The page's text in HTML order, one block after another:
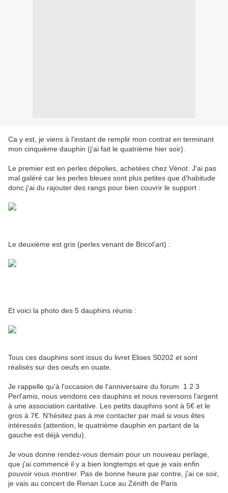
Ca y est, je viens à l'instant de remplir mon contrat en terminant
mon cinquième dauphin (j'ai fait le quatrième hier soir).
Le premier est en perles dépolies, achetées chez Vénot. J'ai pas
mal galéré car les perles bleues sont plus petites que d'habitude
donc j'ai du rajouter des rangs pour bien couvrir le support :
Le deuxième est gris (perles venant de Bricol'art) :
Et voici la photo des 5 dauphins réunis :
Tous ces dauphins sont issus du livret Elises S0202 et sont
réalisés sur des oeufs en ouate.
Je rappelle qu'à l'occasion de l'anniversaire du forum 1 2 3
Perl'amis, nous vendons ces dauphins et nous reversons l'argent
à une association caritative. Les petits dauphins sont à 5€ et le
gros à 7€. N'hésitez pas à me contacter par mail si vous êtes
intéressés (attention, le quatrième dauphin en partant de la
gauche est déjà vendu).
Je vous donne rendez-vous demain pour un nouveau perlage,
que j'ai commencé il y a bien longtemps et que je vais enfin
pouvoir vous montrer. Pas de bonne heure par contre, j'ai ce soir,
je vais au concert de Renan Luce au Zénith de Paris